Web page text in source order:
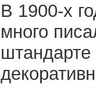
В 1900-х
много
штандарте